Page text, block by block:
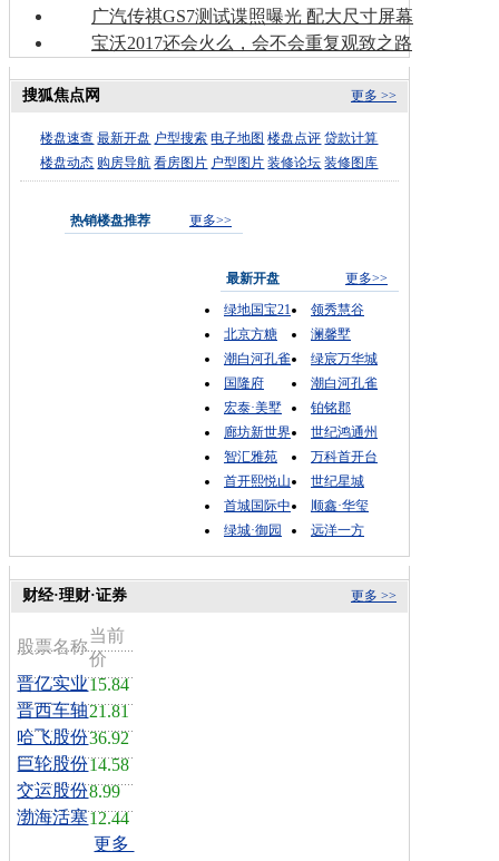
广汽传祺GS7测试谍照曝光 配大尺寸屏幕
宝沃2017还会火么，会不会重复观致之路
更多 >>
搜狐焦点网
楼盘速查 最新开盘 户型搜索 电子地图 楼盘点评 贷款计算
楼盘动态 购房导航 看房图片 户型图片 装修论坛 装修图库
热销楼盘推荐 更多>>
最新开盘
更多>>
绿地国宝21
领秀慧谷
北京方糖
澜馨墅
潮白河孔雀
绿宸万华城
国隆府
潮白河孔雀
宏泰·美墅
铂铭郡
廊坊新世界
世纪鸿通州
智汇雅苑
万科首开台
首开熙悦山
世纪星城
首城国际中
顺鑫·华玺
绿城·御园
远洋一方
更多 >>
财经·理财·证券
股票名称
当前
价
晋亿实业15.84
晋西车轴21.81
哈飞股份36.92
巨轮股份14.58
交运股份8.99
渤海活塞12.44
更多